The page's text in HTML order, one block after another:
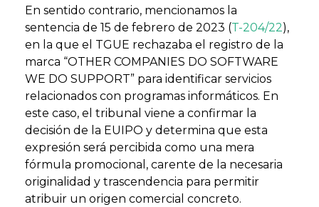
En sentido contrario, mencionamos la
sentencia de 15 de febrero de 2023 (T-204/22),
en la que el TGUE rechazaba el registro de la
marca “OTHER COMPANIES DO SOFTWARE
WE DO SUPPORT” para identificar servicios
relacionados con programas informáticos. En
este caso, el tribunal viene a confirmar la
decisión de la EUIPO y determina que esta
expresión será percibida como una mera
fórmula promocional, carente de la necesaria
originalidad y trascendencia para permitir
atribuir un origen comercial concreto.